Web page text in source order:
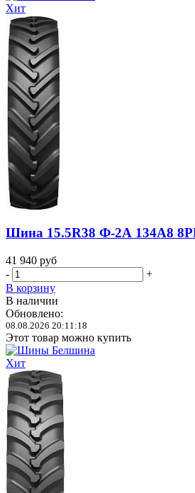
Хит
Шина 15.5R38 Ф-2А 134A8
41 940 руб
-
+
В корзину
В наличии
Обновлено:
08.08.2026 20:11:18
Этот товар можно купить
Хит